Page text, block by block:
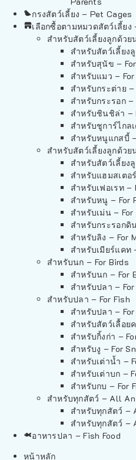
กรงสัตว์เลี้ยง – Pet Cages
เลือกซื้อตามหมวดสัตว์เลี้ยง
สำหรับสัตว์เลี้ยงลูกด้วย
สำหรับสัตว์เลี้ยง
สำหรับสุนัข –
สำหรับแมว –
สำหรับกระต่าย –
สำหรับกระรอก –
สำหรับชินชิล่า –
สำหรับชูการ์ไกล
สำหรับหนูแกสบี้
สำหรับสัตว์เลี้ยงลูกด้วย
สำหรับสัตว์เลี้ยง
สำหรับแฮมสเตอ
สำหรับเฟอเรท –
สำหรับหนู – For
สำหรับเม่น – For
สำหรับกระรอกดิ
สำหรับลิง – For
สำหรับเมียร์แคท
สำหรับนก – For Birds
สำหรับนก – For
สำหรับปลา – For
สำหรับปลา – For Fish
สำหรับปลา – For
สำหรับสัตว์เลื้อย
สำหรับกิ้งก่า –
สำหรับงู – For
สำหรับเต่าน้ำ –
สำหรับเต่าบก –
สำหรับกบ – For
สำหรับทุกสัตว์ – All
สำหรับทุกสัตว์ –
สำหรับทุกสัตว์ –
อาหารปลา – Fish Food
หน้าหลัก